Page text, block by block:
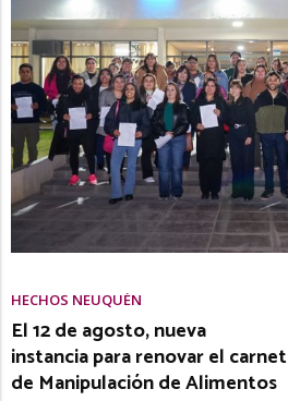
HECHOS NEUQUÉN
El 12 de agosto, nueva
instancia para renovar el carnet
de Manipulación de Alimentos